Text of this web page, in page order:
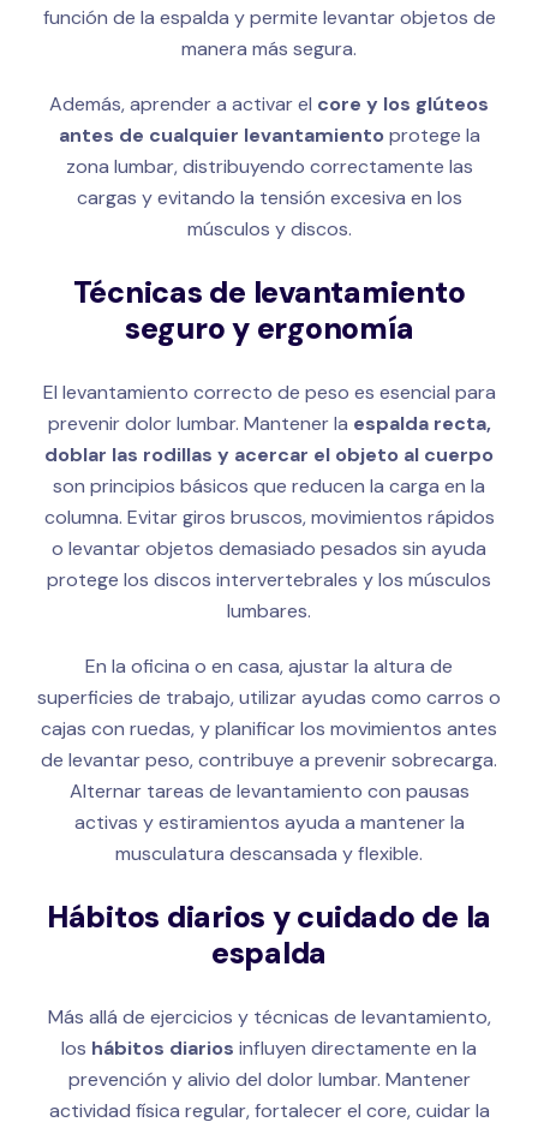
función de la espalda y permite levantar objetos de
manera más segura.
Además, aprender a activar el core y los glúteos
antes de cualquier levantamiento protege la
zona lumbar, distribuyendo correctamente las
cargas y evitando la tensión excesiva en los
músculos y discos.
Técnicas de levantamiento
seguro y ergonomía
El levantamiento correcto de peso es esencial para
prevenir dolor lumbar. Mantener la espalda recta,
doblar las rodillas y acercar el objeto al cuerpo
son principios básicos que reducen la carga en la
columna. Evitar giros bruscos, movimientos rápidos
o levantar objetos demasiado pesados sin ayuda
protege los discos intervertebrales y los músculos
lumbares.
En la oficina o en casa, ajustar la altura de
superficies de trabajo, utilizar ayudas como carros o
cajas con ruedas, y planificar los movimientos antes
de levantar peso, contribuye a prevenir sobrecarga.
Alternar tareas de levantamiento con pausas
activas y estiramientos ayuda a mantener la
musculatura descansada y flexible.
Hábitos diarios y cuidado de la
espalda
Más allá de ejercicios y técnicas de levantamiento,
los hábitos diarios influyen directamente en la
prevención y alivio del dolor lumbar. Mantener
actividad física regular, fortalecer el core, cuidar la